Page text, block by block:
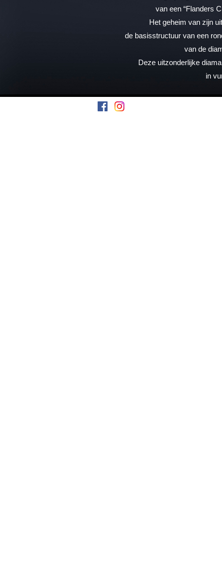
van een “Flanders
Het geheim van zijn
de basisstructuur van een
van de
Deze uitzonderlijke
in